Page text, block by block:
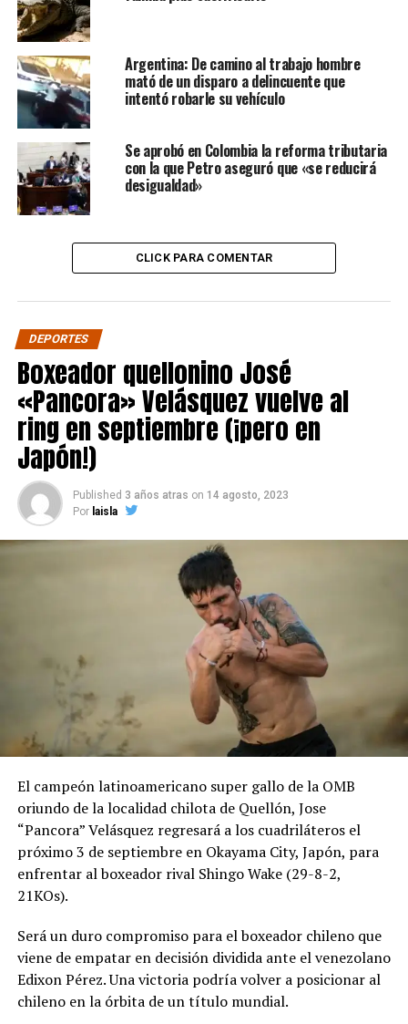
Argentina: De camino al trabajo hombre
mató de un disparo a delincuente que
intentó robarle su vehículo
Se aprobó en Colombia la reforma tributaria
con la que Petro aseguró que «se reducirá
desigualdad»
CLICK PARA COMENTAR
DEPORTES
Boxeador quellonino José
«Pancora» Velásquez vuelve al
ring en septiembre (¡pero en
Japón!)
Published 3 años atras on 14 agosto, 2023
Por laisla
El campeón latinoamericano super gallo de la OMB
oriundo de la localidad chilota de Quellón, Jose
“Pancora” Velásquez regresará a los cuadriláteros el
próximo 3 de septiembre en Okayama City, Japón, para
enfrentar al boxeador rival Shingo Wake (29-8-2,
21KOs).
Será un duro compromiso para el boxeador chileno que
viene de empatar en decisión dividida ante el venezolano
Edixon Pérez. Una victoria podría volver a posicionar al
chileno en la órbita de un título mundial.